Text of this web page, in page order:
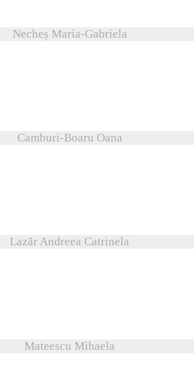
Necheș Maria-Gabriela
Camburi-Boaru Oana
Lazăr Andreea Catrinela
Mateescu Mihaela